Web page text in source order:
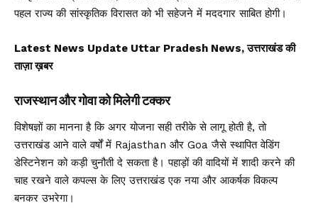
पहल राज्य की सांस्कृतिक विरासत को भी सहेजने में मददगार साबित होगी।
Latest News Update Uttar Pradesh News, उत्तराखंड की
ताज़ा ख़बर
राजस्थान और गोवा को मिलेगी टक्कर
विशेषज्ञों का मानना है कि अगर योजना सही तरीके से लागू होती है, तो
उत्तराखंड आने वाले वर्षों में Rajasthan और Goa जैसे स्थापित वेडिंग
डेस्टिनेशन को कड़ी चुनौती दे सकता है। पहाड़ों की वादियों में शादी करने की
चाह रखने वाले कपल्स के लिए उत्तराखंड एक नया और आकर्षक विकल्प
बनकर उभरेगा।